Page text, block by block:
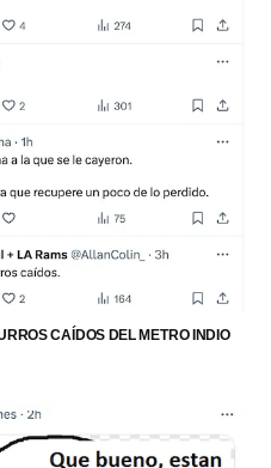
CAÍDOS DEL METRO INDIO